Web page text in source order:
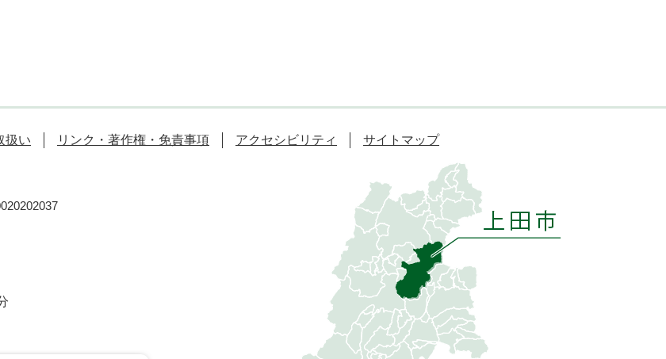
扱い リンク・著作権・免責事項 アクセシビリティ サイトマップ